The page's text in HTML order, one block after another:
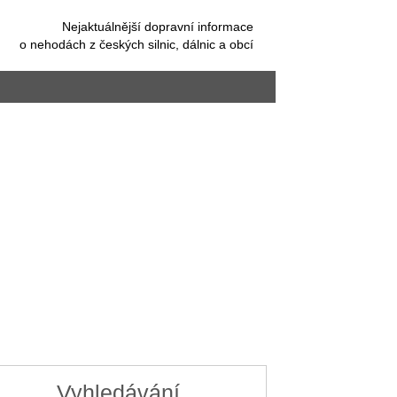
Nejaktuálnější dopravní informace
o nehodách z českých silnic, dálnic a obcí